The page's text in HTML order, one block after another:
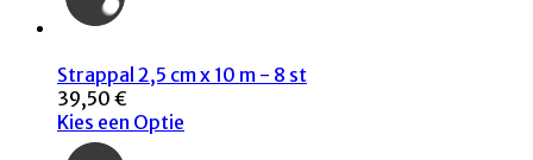
Strappal 2,5 cm x 10 m - 8 st
39,50 €
Kies een Optie